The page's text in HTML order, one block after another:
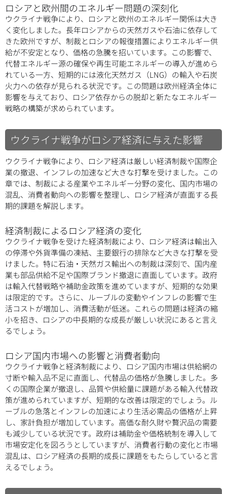
ロシアと欧州間のエネルギー問題の深刻化
ウクライナ戦争により、ロシアと欧州のエネルギー関係は大き
く変化しました。長年ロシアからの天然ガスや石油に依存して
きた欧州ですが、制裁とロシアの報復措置によりエネルギー供
給が不安定となり、価格の急騰を招いています。この影響で、
代替エネルギー源の確保や再生可能エネルギーの導入が進めら
れている一方、短期的には液化天然ガス（LNG）の輸入や石炭
火力への依存が見られる状況です。この問題は欧州経済全体に
影響を与えており、ロシア依存からの脱却と新たなエネルギー
戦略の構築が求められています。
ウクライナ戦争がロシア経済に与えた影響
ウクライナ戦争により、ロシア経済は厳しい経済制裁や国際企
業の撤退、インフレの加速など大きな打撃を受けました。この
章では、制裁による産業やエネルギー分野の変化、国内市場の
混乱、消費者動向への影響を整理し、ロシア経済が直面する長
期的課題を解説します。
経済制裁によるロシア経済の変化
ウクライナ戦争を受けた経済制裁により、ロシア経済は輸出入
の停滞や外貨準備の凍結、主要銀行の排除など大きな打撃を受
けました。特に石油・天然ガス輸出への制裁は深刻で、国内産
業も部品供給不足や国際ブランド撤退に直面しています。政府
は輸入代替戦略や補助金政策を進めていますが、短期的な効果
は限定的です。さらに、ルーブルの変動やインフレの影響で生
活コストが増加し、消費活動が低迷。これらの問題は経済の縮
小を招き、ロシアの中長期的な成長が厳しい状況にあると言え
るでしょう。
ロシア国内市場への影響と消費者動向
ウクライナ戦争と経済制裁により、ロシア国内市場は供給網の
寸断や輸入品不足に直面し、代替品の価格が急騰しました。多
くの国際企業が撤退し、品質や供給量に課題がある輸入代替政
策が進められていますが、短期的な改善は限定的でしょう。ル
ーブルの急落とインフレの加速により生活必需品の価格が上昇
し、家計負担が増加しています。高価な耐久財や贅沢品の需要
も減少している状況です。政府は補助金や価格統制を導入して
市場安定化を図ろうとしていますが、消費者行動の変化と市場
混乱は、ロシア経済の長期的成長に課題をもたらしていると言
えるでしょう。